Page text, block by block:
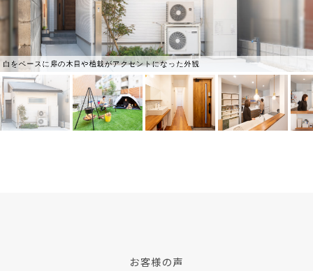
白をベースに扉の木目や植栽がアクセントになった外観
お客様の声